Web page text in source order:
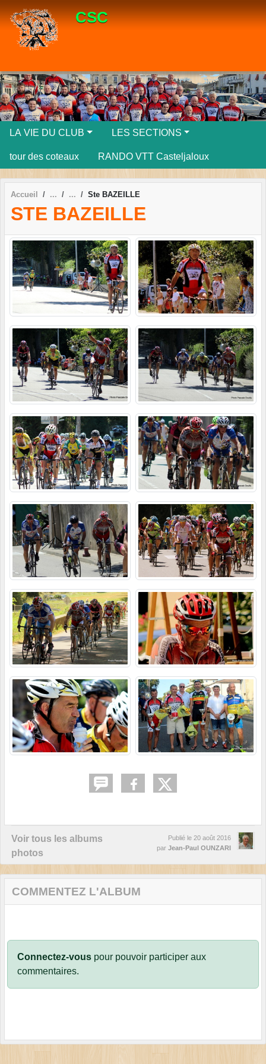
CSC
LA VIE DU CLUB LES SECTIONS
tour des coteaux RANDO VTT Casteljaloux
Accueil Ste BAZEILLE
STE BAZEILLE
Voir tous les albums
photos
Publié le 20 août 2016
par Jean-Paul OUNZARI
COMMENTEZ L'ALBUM
Connectez-vous pour pouvoir participer aux
commentaires.
Panneau de gestion des cookies